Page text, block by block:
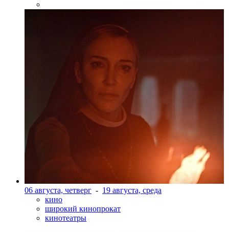
06 августа, четверг - 19 августа, среда
кино
широкий кинопрокат
кинотеатры